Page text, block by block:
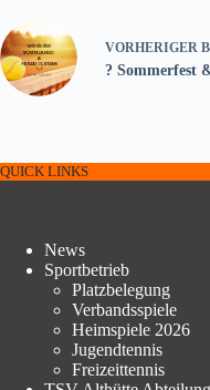
VORHERIGER
? Sommerfest
QUICK LINKS
News
Sportbetrieb
Platzbelegung
Verbandsspiele
Heimspiele 2026
Jugendtennis
Freizeittennis